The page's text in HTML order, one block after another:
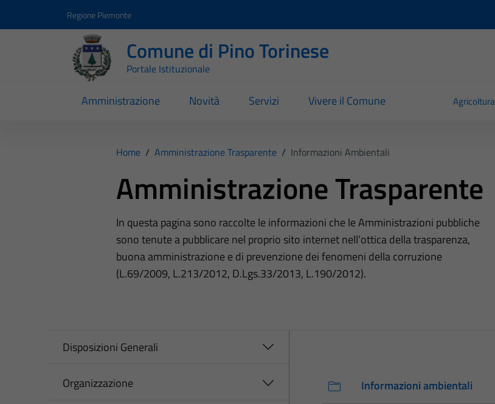
Regione Piemonte
Comune di Pino Torinese
Portale Istituzionale
Amministrazione Novità Servizi Vivere il Comune Agricoltura
Home / Amministrazione Trasparente / Informazioni Ambientali
Amministrazione Trasparente
In questa pagina sono raccolte le informazioni che le Amministrazioni pubbliche
sono tenute a pubblicare nel proprio sito internet nell’ottica della trasparenza,
buona amministrazione e di prevenzione dei fenomeni della corruzione
(L.69/2009, L.213/2012, D.Lgs.33/2013, L.190/2012).
Disposizioni Generali
Organizzazione Informazioni ambientali